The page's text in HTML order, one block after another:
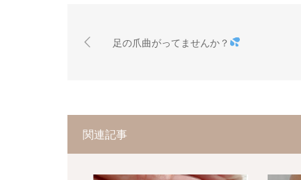
足の爪曲がってませんか？
関連記事